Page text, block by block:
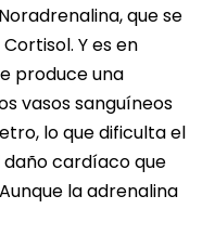
que se
Y es en
produce una
vasos sanguíneos
lo que dificulta el
daño cardíaco que
la adrenalina